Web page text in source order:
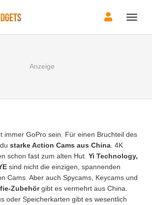
Toggle
immer GoPro sein. Für einen Bruchteil des
starke Action Cams aus China . 4K
schon fast zum alten Hut. Yi Technology,
sind nicht die einzigen, spannenden
Cams. Aber auch Spycams, Keycams und
Zubehörgibt es vermehrt aus China.
oder Speicherkarten gibt es wesentlich